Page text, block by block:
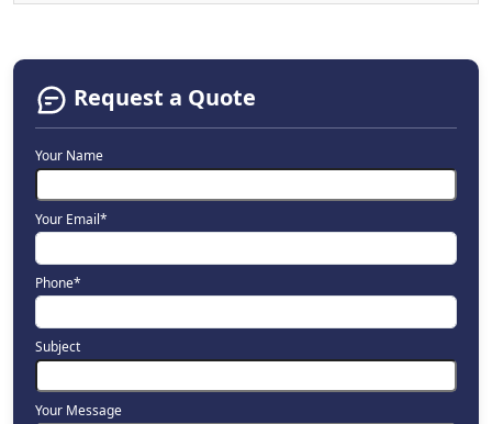
Request a Quote
Your Name
Your Email*
Phone*
Subject
Your Message